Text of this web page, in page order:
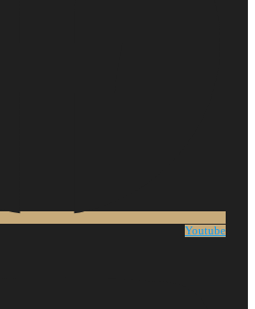
Youtube